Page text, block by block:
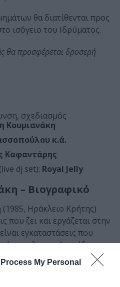
My Personal
θα διατίθενται προς
ισόγειο του Ιδρύματος.
θα προσφέρεται δροσερή
σχεδιασμός
Κουμιανάκη
κ.ά.
Καφαντάρης
dj set): Royal Jelly
– Βιογραφικό
(1985, Ηράκλειο Κρήτης)
που ζει και εργάζεται στην
εγκαταστάσεις που
όπως γλυπτική, σχέδιο,
δράσεις, βίντεο και ήχο. Ο
χρήση του και οι